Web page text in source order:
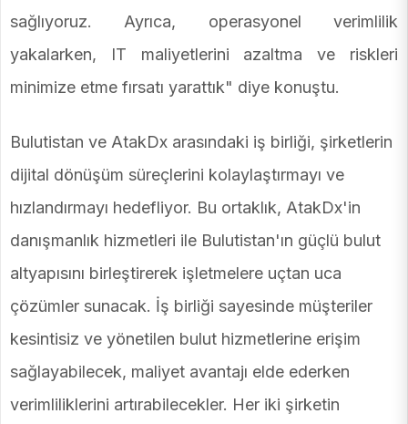
sağlıyoruz. Ayrıca, operasyonel verimlilik
yakalarken, IT maliyetlerini azaltma ve riskleri
minimize etme fırsatı yarattık" diye konuştu.
Bulutistan ve AtakDx arasındaki iş birliği, şirketlerin
dijital dönüşüm süreçlerini kolaylaştırmayı ve
hızlandırmayı hedefliyor. Bu ortaklık, AtakDx'in
danışmanlık hizmetleri ile Bulutistan'ın güçlü bulut
altyapısını birleştirerek işletmelere uçtan uca
çözümler sunacak. İş birliği sayesinde müşteriler
kesintisiz ve yönetilen bulut hizmetlerine erişim
sağlayabilecek, maliyet avantajı elde ederken
verimliliklerini artırabilecekler. Her iki şirketin